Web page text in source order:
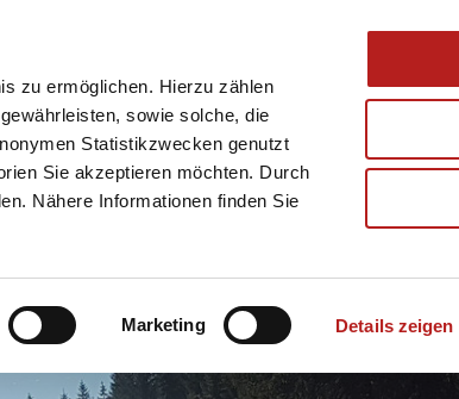
zu ermöglichen. Hierzu zählen
sowie solche, die
Statistikzwecken genutzt
Sie akzeptieren möchten. Durch
Nähere Informationen finden Sie
Marketing Details zeigen